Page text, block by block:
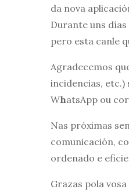
da nova
Durante uns
pero esta canle
Agradecemos
incidencias, etc.)
WhatsApp ou
Nas próximas
comunicación,
ordenado e
Grazas pola